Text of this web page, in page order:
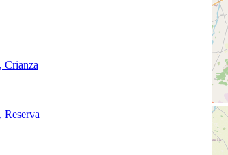
Crianza
Reserva